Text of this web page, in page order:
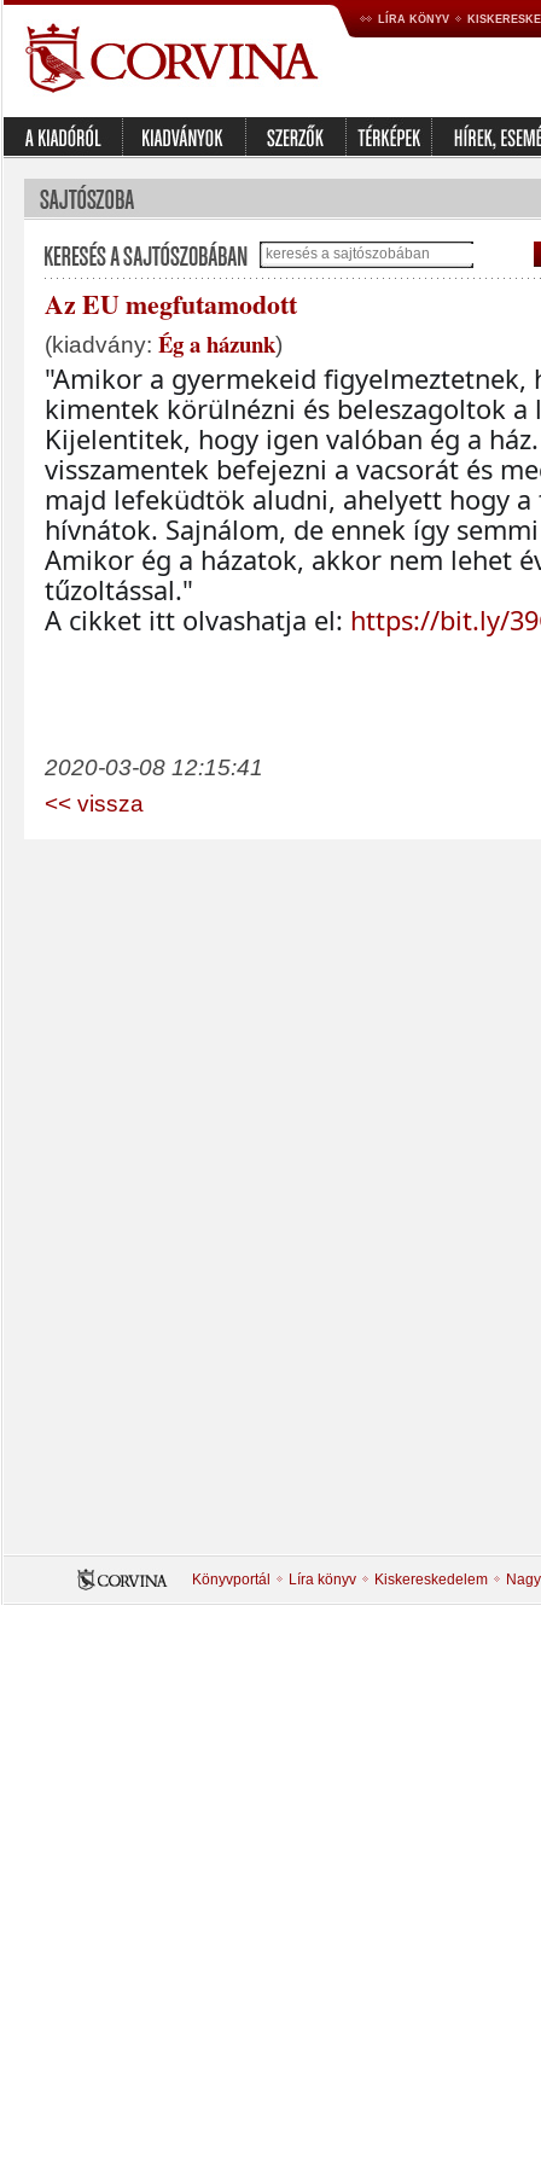
LÍRA KÖNYV
Az EU megfutamodott
(kiadvány: Ég a házunk)
"Amikor a gyermekeid figyelmeztetnek,
kimentek körülnézni és beleszagoltok a
Kijelentitek, hogy igen valóban ég a
visszamentek befejezni a vacsorát és
majd lefeküdtök aludni, ahelyett hogy
hívnátok. Sajnálom, de ennek így
Amikor ég a házatok, akkor nem lehet
tűzoltással."
A cikket itt olvashatja el: https://bit.ly/
2020-03-08 12:15:41
<< vissza
Könyvportál Líra könyv Kiskereskedelem